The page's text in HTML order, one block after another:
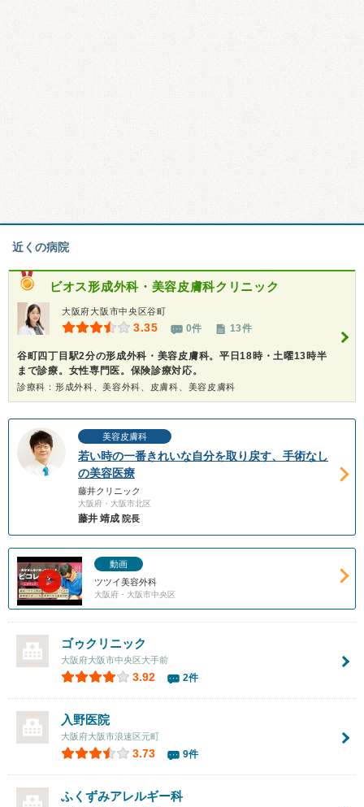
近くの病院
ビオス形成外科・美容皮膚科クリニック
大阪府大阪市中央区谷町
3.35 0件 13件
谷町四丁目駅2分の形成外科・美容皮膚科。平日18時・土曜13時半
まで診療。女性専門医。保険診療対応。
診療科：形成外科、美容外科、皮膚科、美容皮膚科
美容皮膚科
若い時の一番きれいな自分を取り戻す、手術なし
の美容医療
藤井クリニック
大阪府・大阪市北区
藤井 靖成 院長
動画
ツツイ美容外科
大阪府・大阪市中央区
ゴゥクリニック
大阪府大阪市中央区大手前
3.92 2件
入野医院
大阪府大阪市浪速区元町
3.73 9件
ふくずみアレルギー科